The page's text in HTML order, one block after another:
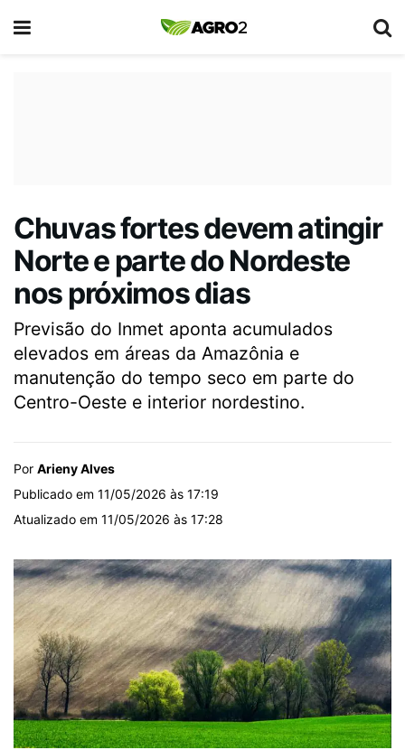
Chuvas fortes devem atingir
Norte e parte do Nordeste
nos próximos dias
Previsão do Inmet aponta acumulados
elevados em áreas da Amazônia e
manutenção do tempo seco em parte do
Centro-Oeste e interior nordestino.
Por Arieny Alves
Publicado em 11/05/2026 às 17:19
Atualizado em 11/05/2026 às 17:28